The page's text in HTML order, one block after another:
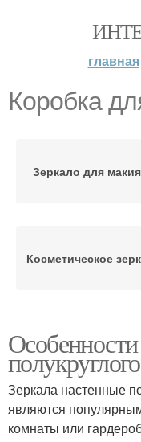
главная
Коробка
Зеркало для
Косметическое
Особенности
Зеркала настенные
являются
комнаты или